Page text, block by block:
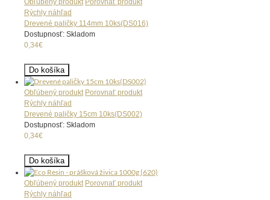
Obľúbený produkt Porovnať produkt
Rýchly náhľad
Drevené paličky 114mm 10ks(DS016)
Dostupnosť: Skladom
0,34€
Do košíka
Obľúbený produkt Porovnať produkt
Rýchly náhľad
Drevené paličky 15cm 10ks(DS002)
Dostupnosť: Skladom
0,34€
Do košíka
Obľúbený produkt Porovnať produkt
Rýchly náhľad